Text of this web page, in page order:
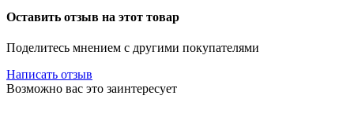
Оставить отзыв на этот товар
Поделитесь мнением с другими покупателями
Написать отзыв
Возможно вас это заинтересует